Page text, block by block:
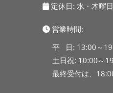
定休日: 水・木曜
営業時間:
平 日: 13:00～
土日祝: 10:00～
最終受付は、